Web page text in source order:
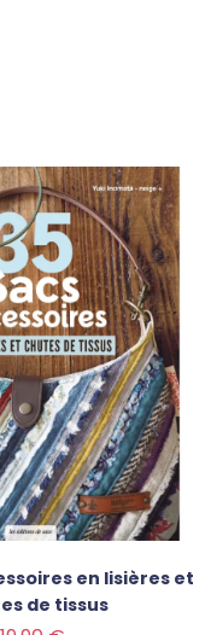
en lisières et
de tissus